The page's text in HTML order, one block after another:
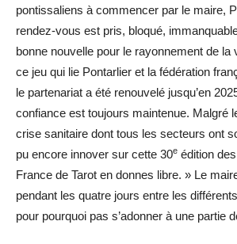
pontissaliens à commencer par le maire,
rendez-vous est pris, bloqué,
bonne nouvelle pour le rayonnement de la
ce jeu qui lie Pontarlier et la fédération
le partenariat a été renouvelé jusqu’en
confiance est toujours maintenue. Malgré
crise sanitaire dont tous les secteurs ont
pu encore innover sur cette 30e édition
France de Tarot en donnes libre. » Le
pendant les quatre jours entre les
pour pourquoi pas s’adonner à une partie